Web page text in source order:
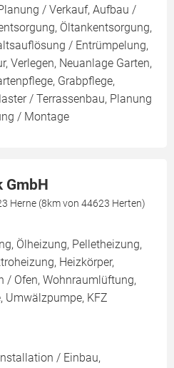
/ Verkauf, Aufbau /
Öltankentsorgung,
/ Entrümpelung,
Verlegen, Neuanlage Garten,
Grabpflege,
/ Terrassenbau, Planung
/ Montage
GmbH
Herne (8km von 44623 Herten)
Ölheizung, Pelletheizung,
Heizkörper,
/ Ofen, Wohnraumlüftung,
Umwälzpumpe, KFZ
/ Einbau,